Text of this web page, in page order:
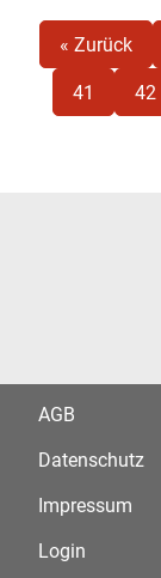
« Zurück
41 42
AGB
Datenschutz
Impressum
Login